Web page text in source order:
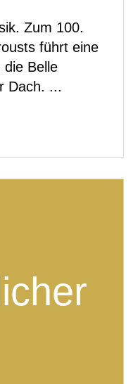
Zum 100.
führt eine
die Belle
Dach. ...